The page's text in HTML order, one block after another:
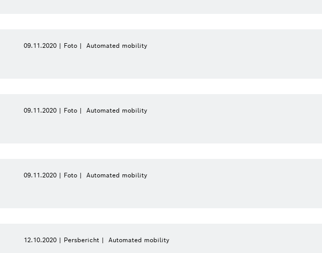
09.11.2020 Foto Automated mobility
09.11.2020 Foto Automated mobility
09.11.2020 Foto Automated mobility
12.10.2020 Persbericht Automated mobility